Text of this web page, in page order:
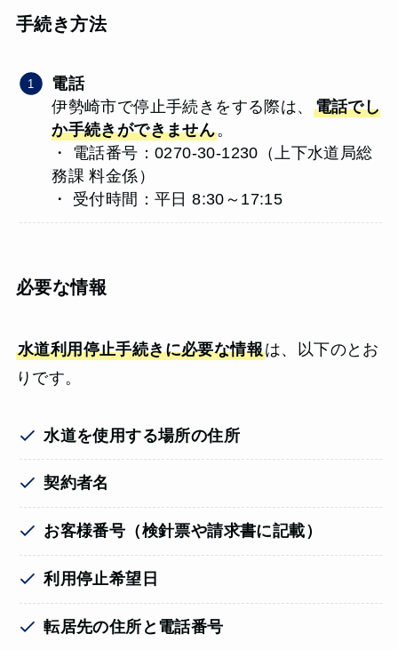
手続き方法
電話
伊勢崎市で停止手続きをする際は、 電話でし
か手続きができません。
・ 電話番号：0270-30-1230（上下水道局総
務課 料金係）
・ 受付時間：平日 8:30～17:15
必要な情報
水道利用停止手続きに必要な情報は、以下のとお
りです。
水道を使用する場所の住所
契約者名
お客様番号（検針票や請求書に記載）
利用停止希望日
転居先の住所と電話番号